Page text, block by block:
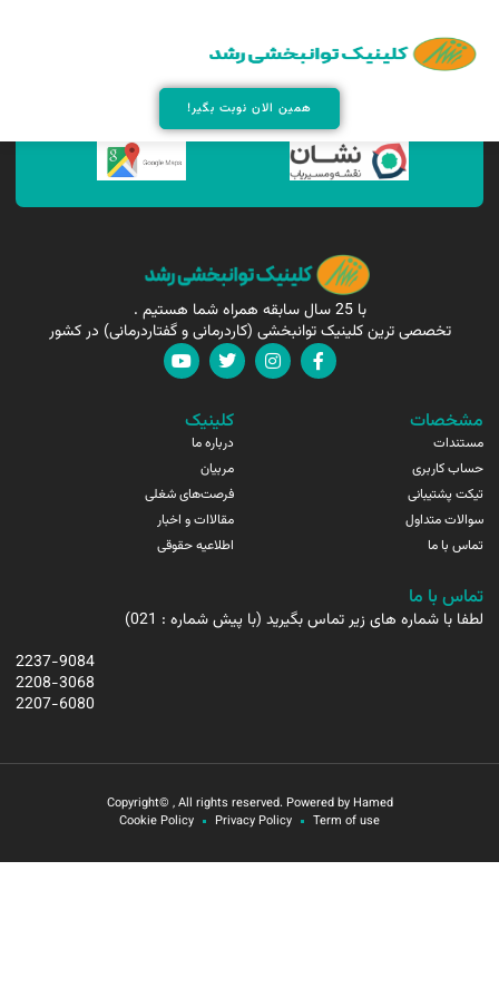
همین الان نوبت بگیر!
همین الان مارا پیدا کنید !
با 25 سال سابقه همراه شما هستیم .
تخصصی ترین کلینیک توانبخشی (کاردرمانی و گفتاردرمانی) در کشور
مشخصات
مستندات
حساب کاربری
تیکت پشتیبانی
سوالات متداول
تماس با ما
کلینیک
درباره ما
مربیان
فرصت‌های شغلی
مقالاات و اخبار
اطلاعیه حقوقی
تماس با ما
لطفا با شماره های زیر تماس بگیرید (با پیش شماره : 021)
2237-9084
2208-3068
2207-6080
Copyright© , All rights reserved. Powered by Hamed
Term of use
Privacy Policy
Cookie Policy